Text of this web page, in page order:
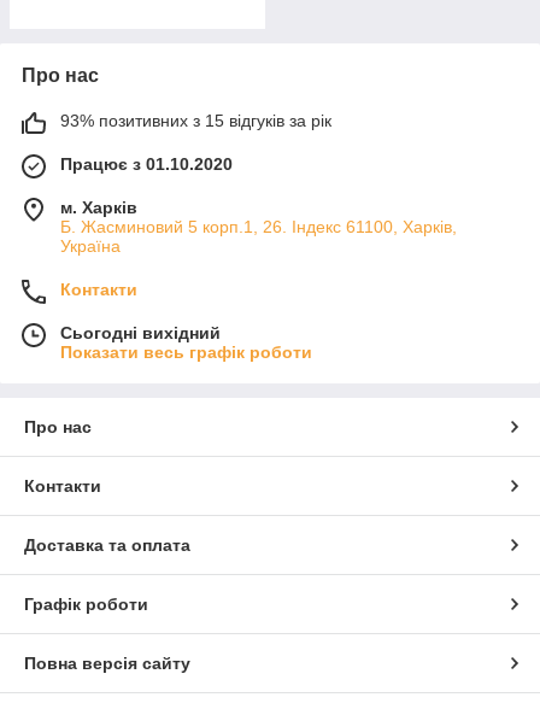
Про нас
93% позитивних з 15 відгуків за рік
Працює з 01.10.2020
м. Харків
Б. Жасминовий 5 корп.1, 26. Індекс 61100, Харків,
Україна
Контакти
Сьогодні вихідний
Показати весь графік роботи
Про нас
Контакти
Доставка та оплата
Графік роботи
Повна версія сайту